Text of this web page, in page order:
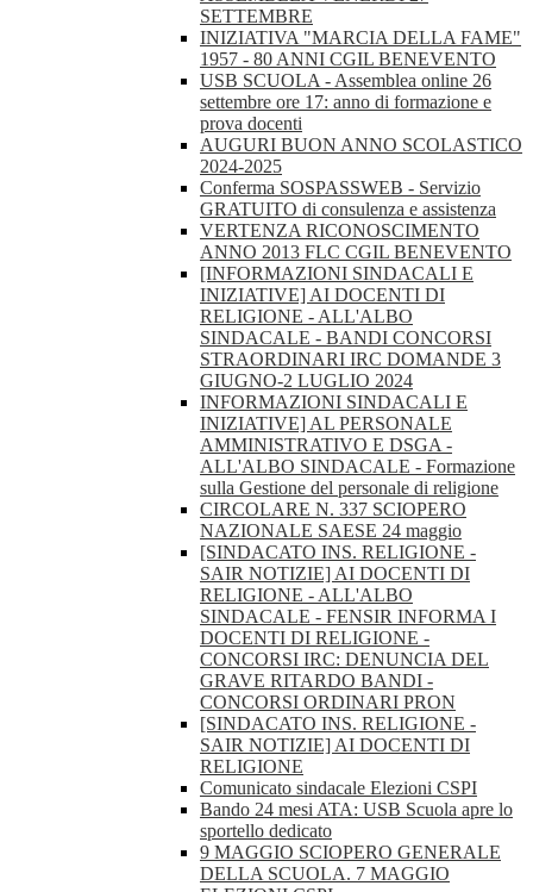
SETTEMBRE
INIZIATIVA "MARCIA DELLA FAME"
1957 - 80 ANNI CGIL BENEVENTO
USB SCUOLA - Assemblea online 26
settembre ore 17: anno di formazione e
prova docenti
AUGURI BUON ANNO SCOLASTICO
2024-2025
Conferma SOSPASSWEB - Servizio
GRATUITO di consulenza e assistenza
VERTENZA RICONOSCIMENTO
ANNO 2013 FLC CGIL BENEVENTO
[INFORMAZIONI SINDACALI E
INIZIATIVE] AI DOCENTI DI
RELIGIONE - ALL'ALBO
SINDACALE - BANDI CONCORSI
STRAORDINARI IRC DOMANDE 3
GIUGNO-2 LUGLIO 2024
INFORMAZIONI SINDACALI E
INIZIATIVE] AL PERSONALE
AMMINISTRATIVO E DSGA -
ALL'ALBO SINDACALE - Formazione
sulla Gestione del personale di religione
CIRCOLARE N. 337 SCIOPERO
NAZIONALE SAESE 24 maggio
[SINDACATO INS. RELIGIONE -
SAIR NOTIZIE] AI DOCENTI DI
RELIGIONE - ALL'ALBO
SINDACALE - FENSIR INFORMA I
DOCENTI DI RELIGIONE -
CONCORSI IRC: DENUNCIA DEL
GRAVE RITARDO BANDI -
CONCORSI ORDINARI PRON
[SINDACATO INS. RELIGIONE -
SAIR NOTIZIE] AI DOCENTI DI
RELIGIONE
Comunicato sindacale Elezioni CSPI
Bando 24 mesi ATA: USB Scuola apre lo
sportello dedicato
9 MAGGIO SCIOPERO GENERALE
DELLA SCUOLA. 7 MAGGIO